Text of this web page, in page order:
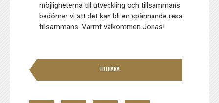
möjligheterna till utveckling och tillsammans
bedömer vi att det kan bli en spännande resa
tillsammans. Varmt välkommen Jonas!
TILLBAKA